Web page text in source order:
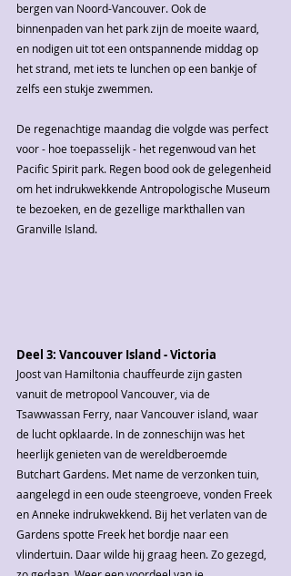
bergen van Noord-Vancouver. Ook de
binnenpaden van het park zijn de moeite waard,
en nodigen uit tot een ontspannende middag op
het strand, met iets te lunchen op een bankje of
zelfs een stukje zwemmen.
De regenachtige maandag die volgde was perfect
voor - hoe toepasselijk - het regenwoud van het
Pacific Spirit park. Regen bood ook de gelegenheid
om het indrukwekkende Antropologische Museum
te bezoeken, en de gezellige markthallen van
Granville Island.
Deel 3: Vancouver Island - Victoria
Joost van Hamiltonia chauffeurde zijn gasten
vanuit de metropool Vancouver, via de
Tsawwassan Ferry, naar Vancouver island, waar
de lucht opklaarde. In de zonneschijn was het
heerlijk genieten van de wereldberoemde
Butchart Gardens. Met name de verzonken tuin,
aangelegd in een oude steengroeve, vonden Freek
en Anneke indrukwekkend. Bij het verlaten van de
Gardens spotte Freek het bordje naar een
vlindertuin. Daar wilde hij graag heen. Zo gezegd,